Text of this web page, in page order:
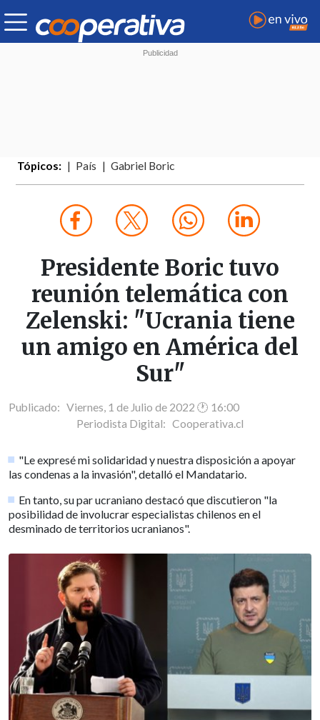
Tópicos: País Gabriel Boric
Presidente Boric tuvo
reunión telemática con
Zelenski: "Ucrania tiene
un amigo en América del
Sur"
Publicado: Viernes, 1 de Julio de 2022 🕐 16:00
Periodista Digital: Cooperativa.cl
"Le expresé mi solidaridad y nuestra disposición a apoyar
las condenas a la invasión", detalló el Mandatario.
En tanto, su par ucraniano destacó que discutieron "la
posibilidad de involucrar especialistas chilenos en el
desminado de territorios ucranianos".